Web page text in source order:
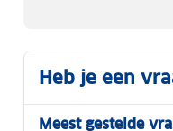
Heb je een
Meest gestelde